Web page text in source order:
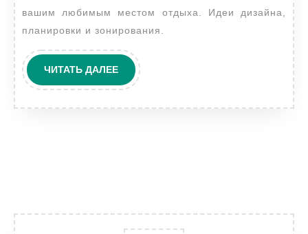
декора
вашим любимым местом отдыха. Идеи дизайна,
планировки и зонирования.
ЧИТАТЬ ДАЛЕЕЧИТАТЬ
ДАЛЕЕ